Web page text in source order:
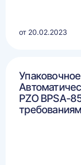
от 20.02.2023
PZO BPSA-
требованиям